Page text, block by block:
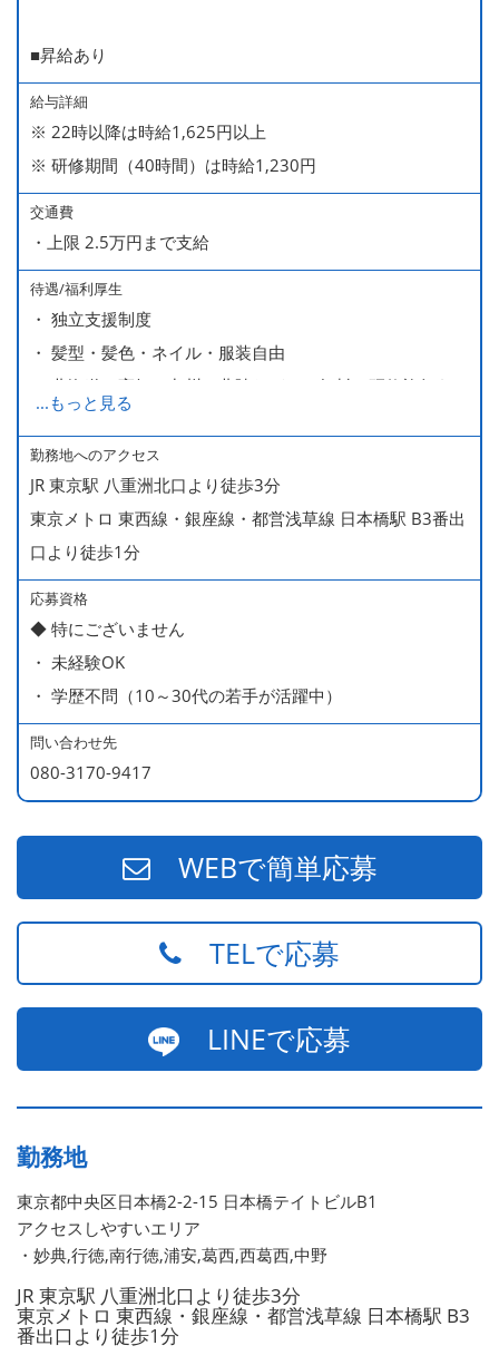
■昇給あり
給与詳細
※ 22時以降は時給1,625円以上
※ 研修期間（40時間）は時給1,230円
交通費
・上限 2.5万円まで支給
待遇/福利厚生
・ 独立支援制度
・ 髪型・髪色・ネイル・服装自由
・ 北海道や高知、九州、北陸などへの無料の研修旅行あり
ます
・ 無料の美味しい まかない食 あり
...もっと見る
勤務地へのアクセス
JR 東京駅 八重洲北口より徒歩3分
東京メトロ 東西線・銀座線・都営浅草線 日本橋駅 B3番出
口より徒歩1分
応募資格
◆ 特にございません
・ 未経験OK
・ 学歴不問（10～30代の若手が活躍中）
問い合わせ先
080-3170-9417
WEBで簡単応募
TELで応募
LINEで応募
勤務地
東京都中央区日本橋2-2-15 日本橋テイトビルB1
アクセスしやすいエリア
・妙典,行徳,南行徳,浦安,葛西,西葛西,中野
JR 東京駅 八重洲北口より徒歩3分
東京メトロ 東西線・銀座線・都営浅草線 日本橋駅 B3
番出口より徒歩1分